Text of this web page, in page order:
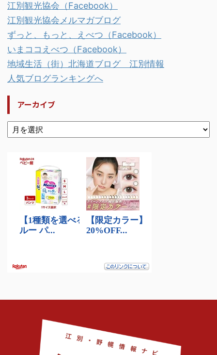
江別観光協会（Facebook）
江別観光協会メルマガブログ
ずっと、もっと、えべつ（Facebook）
いまココえべつ（Facebook）
地域生活（街）北海道ブログ 江別情報
人気ブログランキングへ
アーカイブ